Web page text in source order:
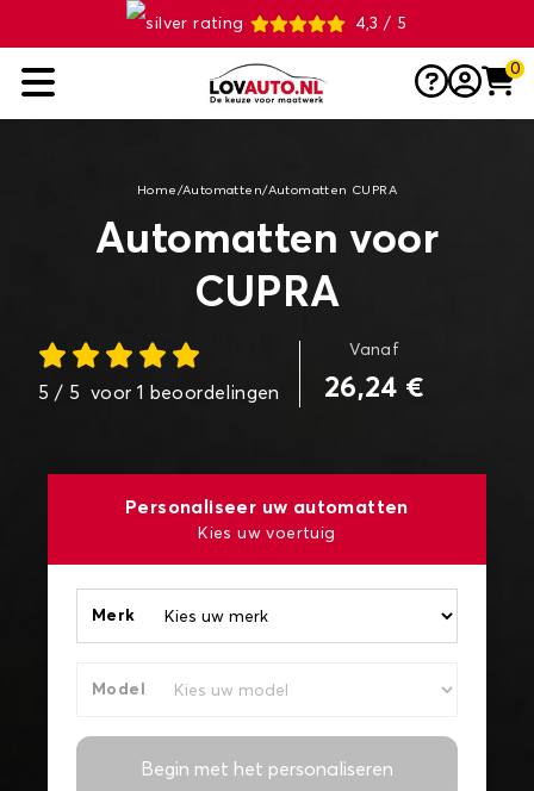
4,3 / 5
0
Home /Automatten/Automatten CUPRA
Automatten voor
CUPRA
5 / 5 voor 1 beoordelingen
Vanaf
26,24 €
Personaliseer uw automatten
Kies uw voertuig
Merk
Model
Begin met het personaliseren